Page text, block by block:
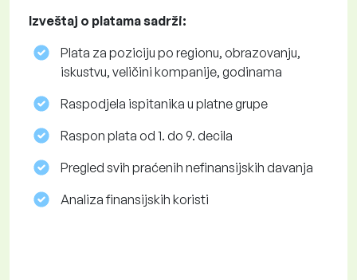
Izveštaj o platama sadrži:
Plata za poziciju po regionu, obrazovanju,
iskustvu, veličini kompanije, godinama
Raspodjela ispitanika u platne grupe
Raspon plata od 1. do 9. decila
Pregled svih praćenih nefinansijskih davanja
Analiza finansijskih koristi